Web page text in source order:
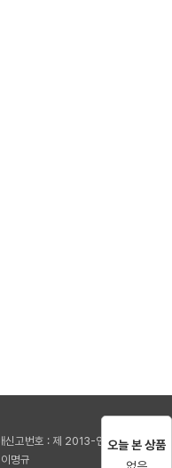
고번호 : 제 2013-인천부평-001
명규
오늘 본 상품